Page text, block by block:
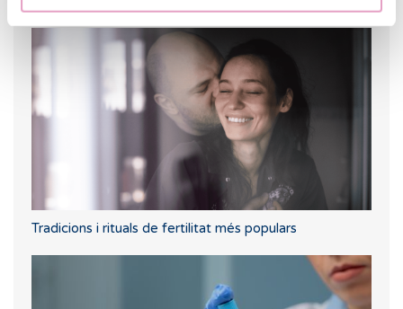
Tradicions i rituals de fertilitat més populars